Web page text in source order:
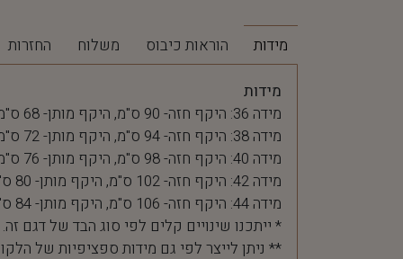
מידות הוראות כיבוס משלוח החזרות
מידות
מידה 36: היקף חזה- 90 ס"מ, היקף מותן- 68 ס"מ
מידה 38: היקף חזה- 94 ס"מ, היקף מותן- 72 ס"מ
מידה 40: היקף חזה- 98 ס"מ, היקף מותן- 76 ס"מ
מידה 42: היקף חזה- 102 ס"מ, היקף מותן- 80 ס"מ
מידה 44: היקף חזה- 106 ס"מ, היקף מותן- 84 ס"מ
* ייתכנו שינויים קלים לפי סוג הבד של דגם
** ניתן לייצר לפי גם מידות ספציפיות של